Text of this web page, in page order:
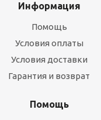
Информация
Помощь
Условия оплаты
Условия доставки
Гарантия и возврат
Помощь